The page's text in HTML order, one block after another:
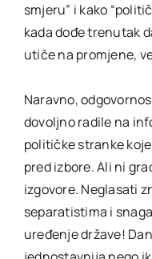
smjeru” i kako
kada dođe trenutak
utiče na promjene,
Naravno,
dovoljno radile na
političke stranke
pred izbore. Ali ni
izgovore. Neglasati
separatistima i
uređenje države!